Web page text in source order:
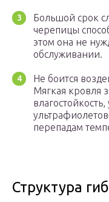
Большой срок
черепицы
этом она не
обслуживании.
Не боится
Мягкая кровля
перепадам
Структура